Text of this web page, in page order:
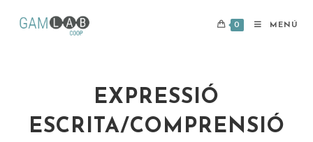
0 MENÚ
EXPRESSIÓ
ESCRITA/COMPRENSIÓ